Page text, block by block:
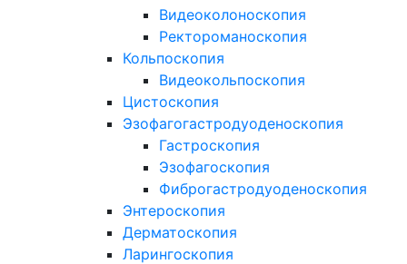
Видеоколоноскопия
Ректороманоскопия
Кольпоскопия
Видеокольпоскопия
Цистоскопия
Эзофагогастродуоденоскопия
Гастроскопия
Эзофагоскопия
Фиброгастродуоденоскопия
Энтероскопия
Дерматоскопия
Ларингоскопия